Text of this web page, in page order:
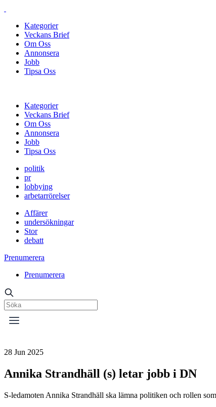
Kategorier
Veckans Brief
Om Oss
Annonsera
Jobb
Tipsa Oss
Kategorier
Veckans Brief
Om Oss
Annonsera
Jobb
Tipsa Oss
politik
pr
lobbying
arbetarrörelser
Affärer
undersökningar
Stor
debatt
Prenumerera
Prenumerera
28 Jun 2025
Annika Strandhäll (s) letar jobb i DN
S-ledamoten Annika Strandhäll ska lämna politiken och rollen